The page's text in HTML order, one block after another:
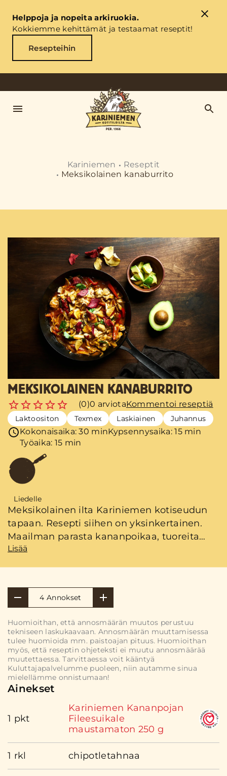
Helppoja ja nopeita arkiruokia.
Kokkiemme kehittämät ja testaamat reseptit!
Resepteihin
Kariniemen
Reseptit
Meksikolainen kanaburrito
MEKSIKOLAINEN KANABURRITO
(0)0 arviotaKommentoi reseptiä
Laktoositon Texmex Laskiainen Juhannus
Kokonaisaika: 30 minKypsennysaika: 15 min
Työaika: 15 min
Liedelle
Meksikolainen ilta Kariniemen kotiseudun
tapaan. Resepti siihen on yksinkertainen.
Maailman parasta kananpoikaa, tuoreita
raaka-aineita ja aimo annos rakkautta. Niin
Lisää
4 Annokset
Huomioithan, että annosmäärän muutos perustuu
tekniseen laskukaavaan. Annosmäärän muuttamisessa
tulee huomioida mm. paistoajan pituus. Huomioithan
myös, että reseptin ohjeteksti ei muutu annosmäärää
muutettaessa. Tarvittaessa voit kääntyä
Kuluttajapalvelumme puoleen, niin autamme sinua
mielellämme onnistumaan!
Ainekset
1 pkt
Kariniemen Kananpojan
Fileesuikale
maustamaton 250 g
1 rkl chipotletahnaa